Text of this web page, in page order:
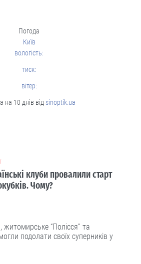
Погода
Київ
вологість:
тиск:
вітер:
на 10 днів від sinoptik.ua
клуби провалили старт
Чому?
житомирське “Полісся” та
подолати своїх суперників у